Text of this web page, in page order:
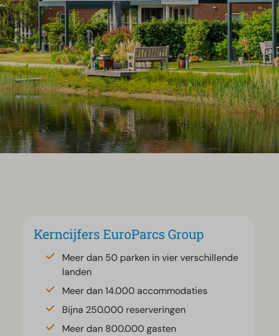
Kerncijfers EuroParcs Group
Meer dan 50 parken in vier verschillende
landen
Meer dan 14.000 accommodaties
Bijna 250.000 reserveringen
Meer dan 800.000 gasten